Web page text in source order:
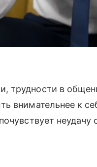
трудности в
внимательнее к
неудачу